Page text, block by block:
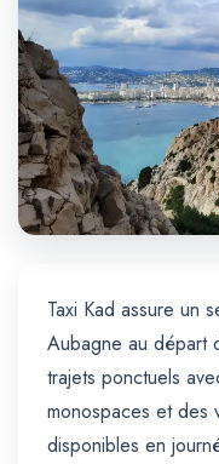
Taxi Kad assure un
Aubagne au départ
trajets ponctuels
monospaces et des
disponibles en